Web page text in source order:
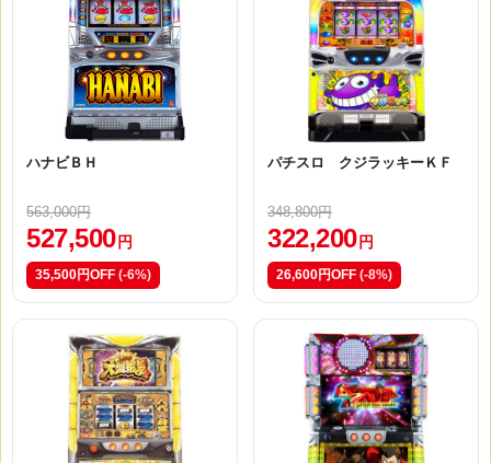
ハナビＢＨ
563,000円
527,500 円
35,500円OFF (-6%)
パチスロ クジラッキーＫＦ
348,800円
322,200 円
26,600円OFF (-8%)